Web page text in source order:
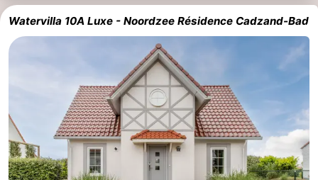
Watervilla 10A Luxe - Noordzee Résidence Cadzand-Bad